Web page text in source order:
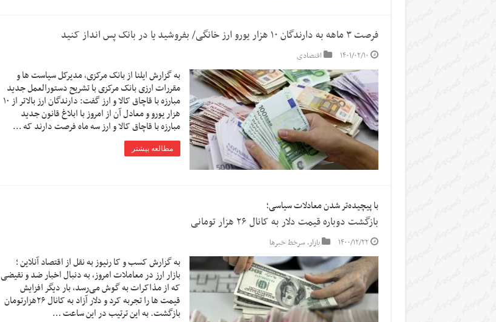
فرصت ۳ ماهه به دارندگان ۱۰ هزار یورو ارز خانگی/ بفروشید یا در بانک پس انداز کنید
۱۴۰۱/۰۲/۱۰ اقتصادی
به گزارش ایلنا از بانک مرکزی، مدیرکل سیاست ها و
مقررات ارزی بانک مرکزی با تشریح دستورالعمل جدید
مبارزه با قاچاق کالا و ارز گفت: دارندگان ارز بالاتر از ۱۰
هزار یورو و معادل آن از امروز با ابلاغ قانون جدید
مبارزه با قاچاق کالا و ارز سه ماه فرصت دارند که …
مطالعه بیشتر
با پیچیده‌تر شدن معادلات سیاسی؛
بازگشت دوباره قیمت دلار به کانال ۲۶ هزار تومانی
۱۴۰۰/۱۲/۲۲ بازار,سرخط خبرها
به گزارش کسب و کا رنیوز به نقل از اقتصاد آنلاین ؛
بازار ارز در معاملات امروز، به دنبال اخبار ضد و نقیضی
که از مذاکرات به گوش می‌رسد، بار دیگر افزایش
قیمت ها را تجربه کرد و دلار آزاد به کانال ۲۶هزارتومان
بازگشت. به این ترتیب در این ساعت …